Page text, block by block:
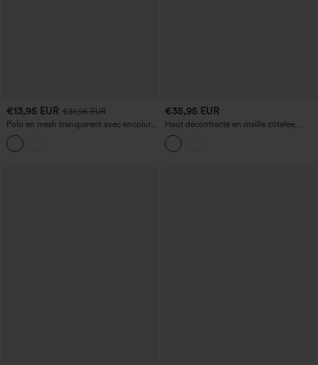
€13,95 EUR €31,95 EUR
Polo en mesh transparent avec encolure
en V et fronces pour un style plus
décontracté.
€35,95 EUR
Haut décontracté en maille côtelée,
épaules dénudées, effet push-up,
manches longues.